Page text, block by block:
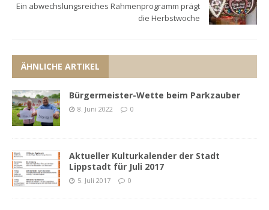
Ein abwechslungsreiches Rahmenprogramm prägt
die Herbstwoche
ÄHNLICHE ARTIKEL
Bürgermeister-Wette beim Parkzauber
8. Juni 2022 0
Aktueller Kulturkalender der Stadt
Lippstadt für Juli 2017
5. Juli 2017 0